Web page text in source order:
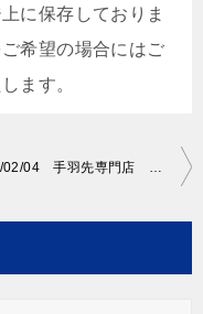
に保存しておりま
希望の場合にはご
ます。
2021/02/04 手羽先専門店 暖簾